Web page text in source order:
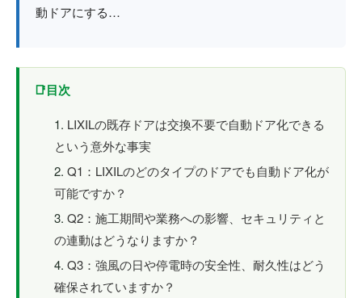
動ドアにする…
目次
LIXILの既存ドアは交換不要で自動ドア化できる
という意外な事実
Q1：LIXILのどのタイプのドアでも自動ドア化が
可能ですか？
Q2：施工期間や業務への影響、セキュリティと
の連動はどうなりますか？
Q3：強風の日や停電時の安全性、耐久性はどう
確保されていますか？